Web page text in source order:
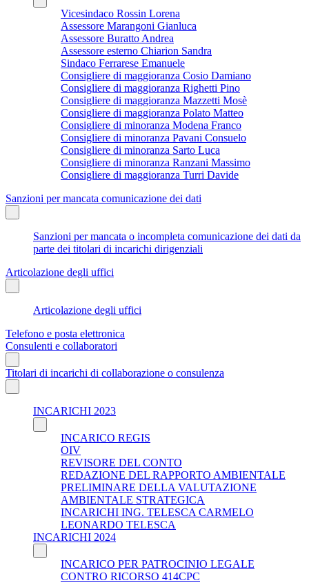
Vicesindaco Rossin Lorena
Assessore Marangoni Gianluca
Assessore Buratto Andrea
Assessore esterno Chiarion Sandra
Sindaco Ferrarese Emanuele
Consigliere di maggioranza Cosio Damiano
Consigliere di maggioranza Righetti Pino
Consigliere di maggioranza Mazzetti Mosè
Consigliere di maggioranza Polato Matteo
Consigliere di minoranza Modena Franco
Consigliere di minoranza Pavani Consuelo
Consigliere di minoranza Sarto Luca
Consigliere di minoranza Ranzani Massimo
Consigliere di maggioranza Turri Davide
Sanzioni per mancata comunicazione dei dati
Sanzioni per mancata o incompleta comunicazione dei dati da
parte dei titolari di incarichi dirigenziali
Articolazione degli uffici
Articolazione degli uffici
Telefono e posta elettronica
Consulenti e collaboratori
Titolari di incarichi di collaborazione o consulenza
INCARICHI 2023
INCARICO REGIS
OIV
REVISORE DEL CONTO
REDAZIONE DEL RAPPORTO AMBIENTALE
PRELIMINARE DELLA VALUTAZIONE
AMBIENTALE STRATEGICA
INCARICHI ING. TELESCA CARMELO
LEONARDO TELESCA
INCARICHI 2024
INCARICO PER PATROCINIO LEGALE
CONTRO RICORSO 414CPC